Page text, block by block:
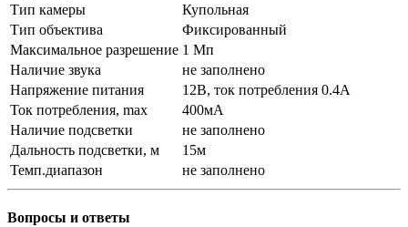
Тип камеры
Купольная
Тип объектива
Фиксированный
Максимальное разрешение 1 Мп
Наличие звука
не заполнено
Напряжение питания
12В, ток потребления 0.4А
Ток потребления, max
400мА
Наличие подсветки
не заполнено
Дальность подсветки, м
15м
Темп.диапазон
не заполнено
Вопросы и ответы